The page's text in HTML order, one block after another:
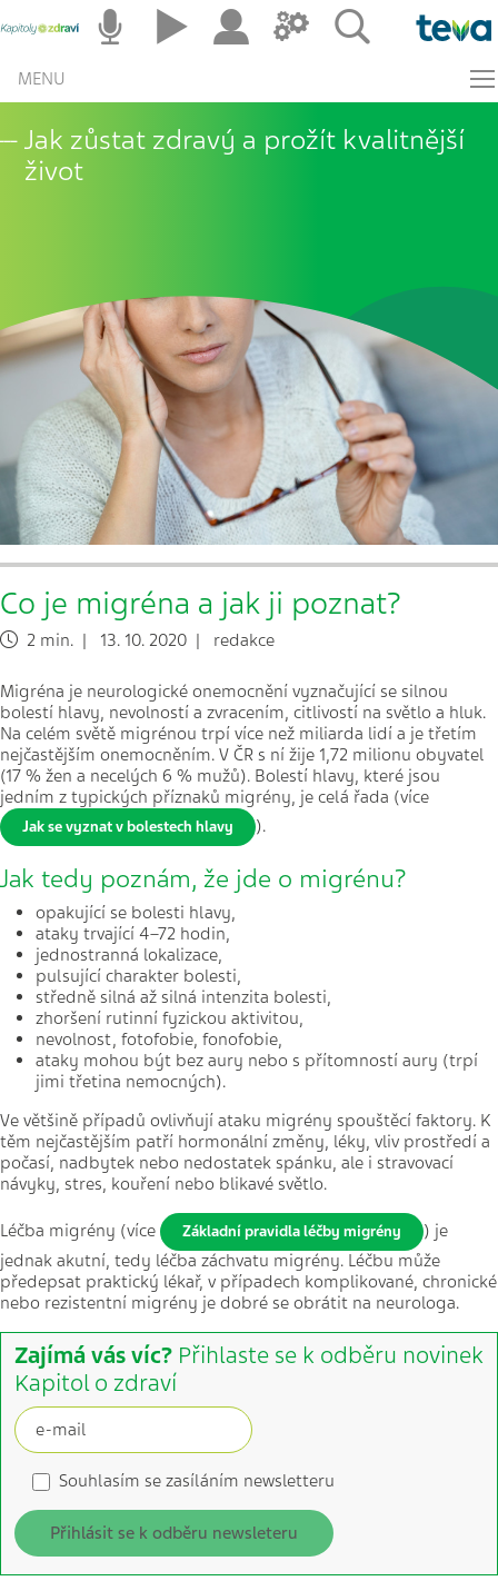
MENU
Jak zůstat zdravý a prožít kvalitnější
život
Co je migréna a jak ji poznat?
2 min. | 13. 10. 2020 | redakce
Migréna je neurologické onemocnění vyznačující se silnou
bolestí hlavy, nevolností a zvracením, citlivostí na světlo a hluk.
Na celém světě migrénou trpí více než miliarda lidí a je třetím
nejčastějším onemocněním. V ČR s ní žije 1,72 milionu obyvatel
(17 % žen a necelých 6 % mužů). Bolestí hlavy, které jsou
jedním z typických příznaků migrény, je celá řada (více
Jak se vyznat v bolestech hlavy ).
Jak tedy poznám, že jde o migrénu?
opakující se bolesti hlavy,
ataky trvající 4–72 hodin,
jednostranná lokalizace,
pulsující charakter bolesti,
středně silná až silná intenzita bolesti,
zhoršení rutinní fyzickou aktivitou,
nevolnost, fotofobie, fonofobie,
ataky mohou být bez aury nebo s přítomností aury (trpí
jimi třetina nemocných).
Ve většině případů ovlivňují ataku migrény spouštěcí faktory. K
těm nejčastějším patří hormonální změny, léky, vliv prostředí a
počasí, nadbytek nebo nedostatek spánku, ale i stravovací
návyky, stres, kouření nebo blikavé světlo.
Léčba migrény (více Základní pravidla léčby migrény
) je
jednak akutní, tedy léčba záchvatu migrény. Léčbu může
předepsat praktický lékař, v případech komplikované, chronické
nebo rezistentní migrény je dobré se obrátit na neurologa.
Zajímá vás víc? Přihlaste se k odběru novinek
Kapitol o zdraví
Souhlasím se zasíláním newsletteru
Přihlásit se k odběru newsleteru